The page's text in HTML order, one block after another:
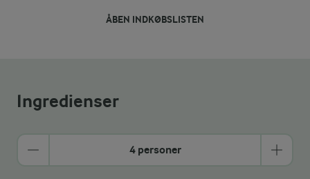
ÅBEN INDKØBSLISTEN
Ingredienser
4 personer